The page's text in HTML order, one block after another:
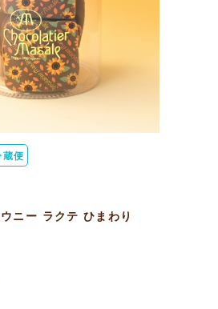
蔵便
ニー ラクテ ひまわり